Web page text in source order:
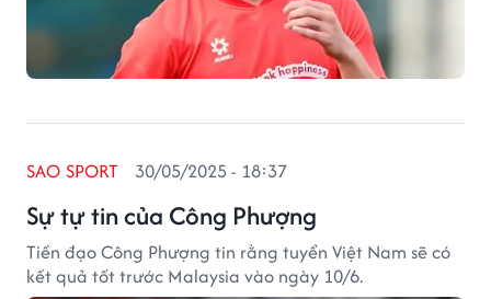
Sự tự tin của Công Phượng
SAO SPORT 30/05/2025 - 18:37
Tiền đạo Công Phượng tin rằng tuyển Việt Nam sẽ có
kết quả tốt trước Malaysia vào ngày 10/6.